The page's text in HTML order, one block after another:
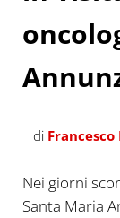
di
Nei giorni
Santa Maria